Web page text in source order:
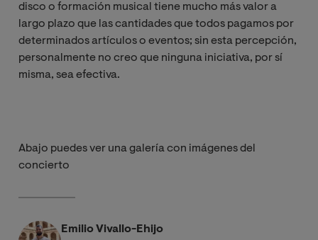
disco o formación musical tiene mucho más valor a
largo plazo que las cantidades que todos pagamos por
determinados artículos o eventos; sin esta percepción,
personalmente no creo que ninguna iniciativa, por sí
misma, sea efectiva.
Abajo puedes ver una galería con imágenes del
concierto
Emilio Vivallo-Ehijo